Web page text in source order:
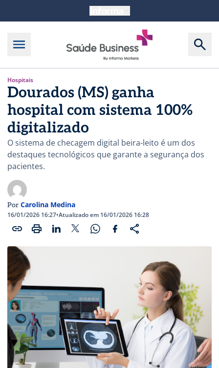
Hospitais
Dourados (MS) ganha
hospital com sistema 100%
digitalizado
O sistema de checagem digital beira-leito é um dos
destaques tecnológicos que garante a segurança dos
pacientes.
Por Carolina Medina
16/01/2026 16:27•Atualizado em 16/01/2026 16:28